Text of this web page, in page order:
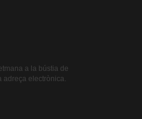
a la bústia de
adreça electrònica.